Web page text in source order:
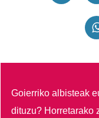
Goierriko albisteak
dituzu? Horretarako